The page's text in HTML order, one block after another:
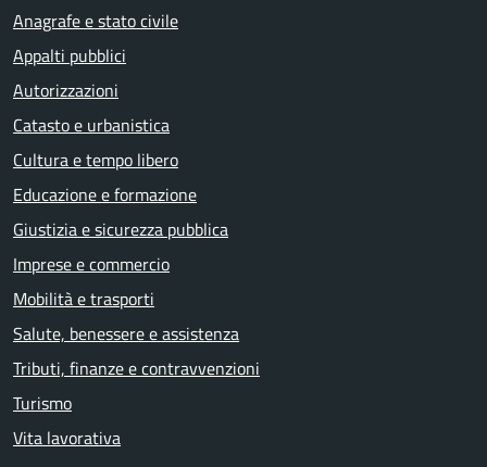
Anagrafe e stato civile
Appalti pubblici
Autorizzazioni
Catasto e urbanistica
Cultura e tempo libero
Educazione e formazione
Giustizia e sicurezza pubblica
Imprese e commercio
Mobilità e trasporti
Salute, benessere e assistenza
Tributi, finanze e contravvenzioni
Turismo
Vita lavorativa